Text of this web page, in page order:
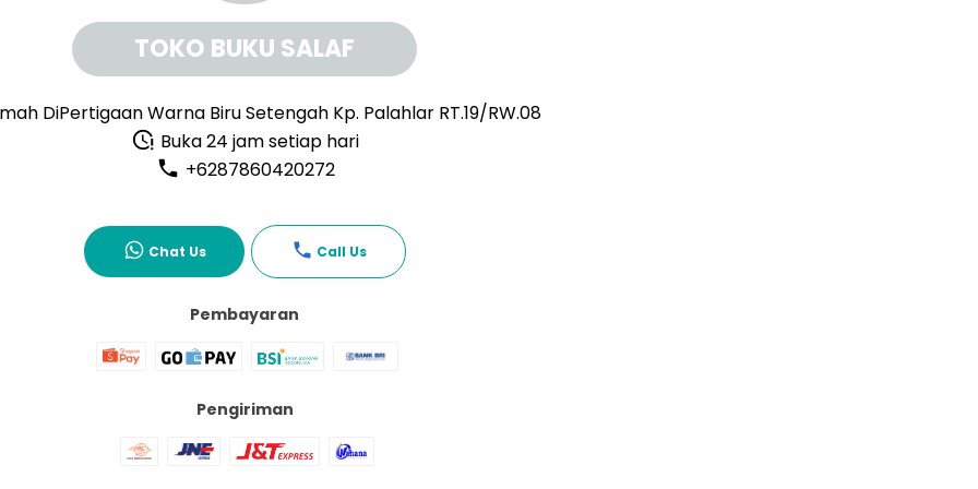
TOKO BUKU SALAF
DiPertigaan Warna Biru Setengah Kp. Palahlar RT.19/RW.08
Buka 24 jam setiap hari
+6287860420272
Chat Us Call Us
Pembayaran
Pengiriman